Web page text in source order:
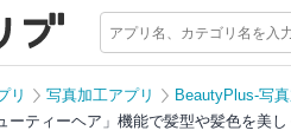
リ 写真加工アプリ BeautyPlus-写
ーティーヘア」機能で髪型や髪色を美し